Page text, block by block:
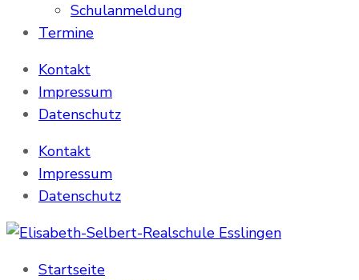
Schulanmeldung
Termine
Kontakt
Impressum
Datenschutz
Kontakt
Impressum
Datenschutz
Elisabeth-Selbert-Realschule Esslingen
Realschule in der Pliensauvorstadt
Startseite